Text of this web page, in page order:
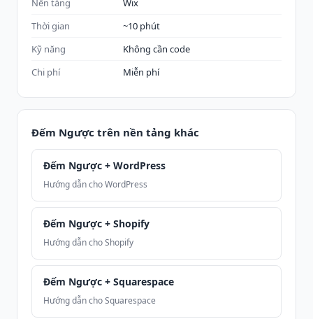
Nền tảng
Wix
Thời gian
~10 phút
Kỹ năng
Không cần code
Chi phí
Miễn phí
Đếm Ngược trên nền tảng khác
Đếm Ngược + WordPress
Hướng dẫn cho WordPress
Đếm Ngược + Shopify
Hướng dẫn cho Shopify
Đếm Ngược + Squarespace
Hướng dẫn cho Squarespace